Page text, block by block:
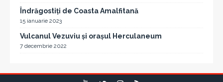
Îndrăgostiți de Coasta Amalfitană
15 ianuarie 2023
Vulcanul Vezuviu și orașul Herculaneum
7 decembrie 2022